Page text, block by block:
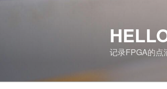
记录FPGA的点